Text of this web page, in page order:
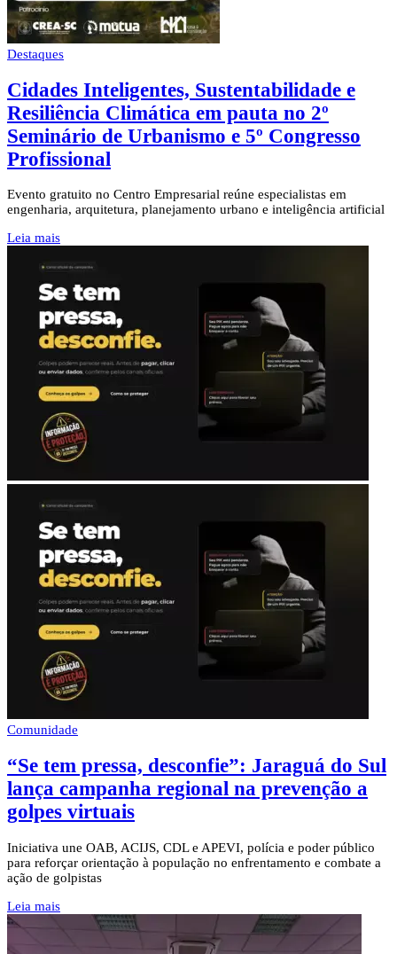
Destaques
Cidades Inteligentes, Sustentabilidade e
Resiliência Climática em pauta no 2º
Seminário de Urbanismo e 5º Congresso
Profissional
Evento gratuito no Centro Empresarial reúne especialistas em
engenharia, arquitetura, planejamento urbano e inteligência artificial
Leia mais
Comunidade
“Se tem pressa, desconfie”: Jaraguá do Sul
lança campanha regional na prevenção a
golpes virtuais
Iniciativa une OAB, ACIJS, CDL e APEVI, polícia e poder público
para reforçar orientação à população no enfrentamento e combate a
ação de golpistas
Leia mais